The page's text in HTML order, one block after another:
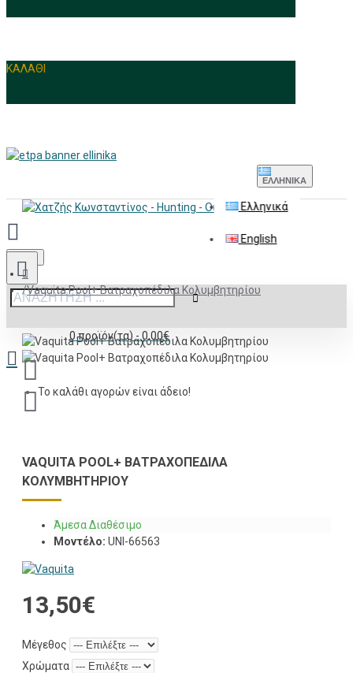
ΚΑΛΑΘΙ
ΕΛΛΗΝΙΚΆ
Ελληνικά
English
Menu
0 προϊόν(τα) - 0,00€
Το καλάθι αγορών είναι άδειο!
Vaquita Pool+ Βατραχοπέδιλα Κολυμβητηρίου
VAQUITA POOL+ ΒΑΤΡΑΧΟΠΈΔΙΛΑ
ΚΟΛΥΜΒΗΤΗΡΊΟΥ
Άμεσα Διαθέσιμο
Μοντέλο: UNI-66563
13,50€
Μέγεθος
Χρώματα